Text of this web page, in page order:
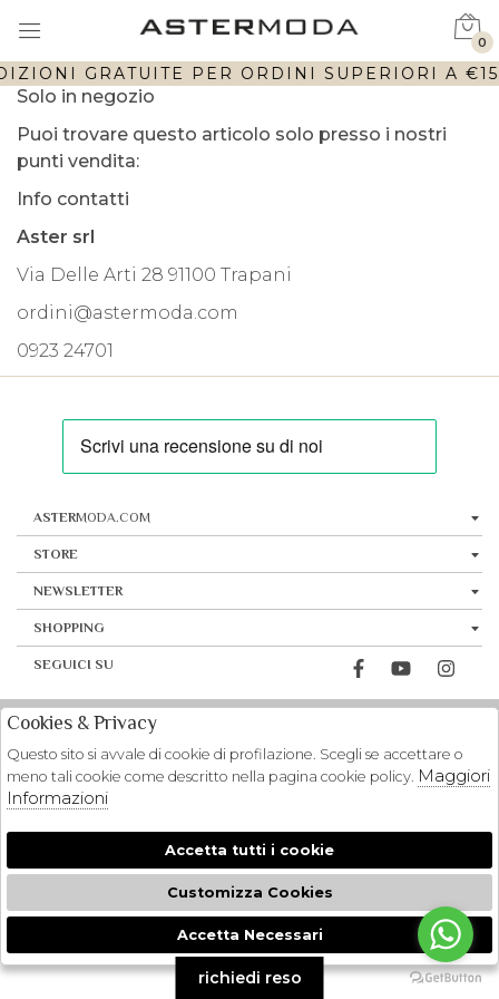
GRATUITE PER ORDINI SUPERIORI A
0
Solo in negozio
Puoi trovare questo articolo solo presso i nostri
punti vendita:
Info contatti
Aster srl
Via Delle Arti 28 91100 Trapani
ordini@astermoda.com
0923 24701
ASTERMODA.COM
STORE
NEWSLETTER
SHOPPING
SEGUICI SU
🍪
richiedi reso
Cookies & Privacy
Questo sito si avvale di cookie di profilazione. Scegli se accettare o
meno tali cookie come descritto nella pagina cookie policy. Maggiori
Informazioni
Accetta tutti i cookie
Customizza Cookies
Accetta Necessari